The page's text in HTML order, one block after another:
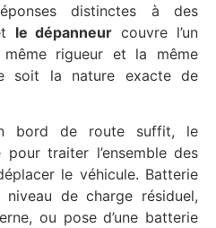
distinctes à des
le dépanneur couvre l’un
rigueur et la même
soit la nature exacte de
bord de route suffit, le
traiter l’ensemble des
le véhicule. Batterie
de charge résiduel,
ou pose d’une batterie